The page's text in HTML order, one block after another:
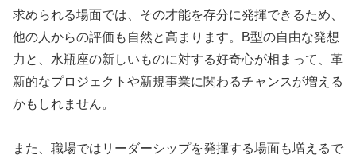
求められる場面では、その才能を存分に発揮できるため、
他の人からの評価も自然と高まります。B型の自由な発想
力と、水瓶座の新しいものに対する好奇心が相まって、革
新的なプロジェクトや新規事業に関わるチャンスが増える
かもしれません。
また、職場ではリーダーシップを発揮する場面も増えるで